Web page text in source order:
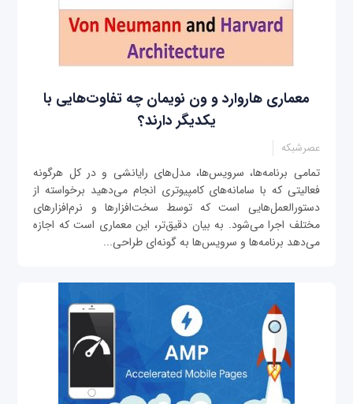
معماری هاروارد و ون نویمان چه تفاوت‌هایی با
یکدیگر دارند؟
عصرشبکه
تمامی برنامه‌ها، سرویس‌ها، مدل‌های رایانشی و در کل هرگونه
فعالیتی که با سامانه‌های کامپیوتری انجام می‌دهید برخواسته از
دستورالعمل‌هایی است که توسط سخت‌افزارها و نرم‌افزارهای
مختلف اجرا می‌شود. به بیان دقیق‌تر، این معماری است که اجازه
می‌دهد برنامه‌ها و سرویس‌ها به گونه‌ای طراحی...